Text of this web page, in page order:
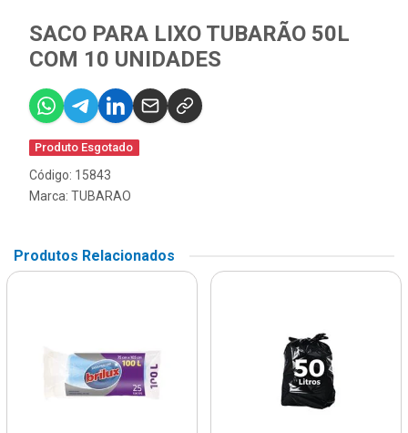
SACO PARA LIXO TUBARÃO 50L
COM 10 UNIDADES
Produto Esgotado
Código: 15843
Marca: TUBARAO
Produtos Relacionados